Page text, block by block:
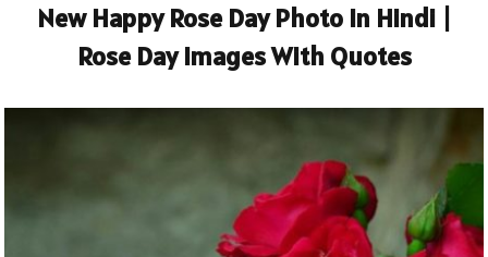
New Happy Rose Day Photo In Hindi |
Rose Day Images With Quotes